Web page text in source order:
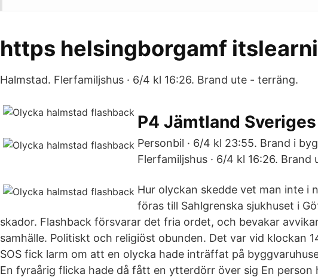
https helsingborgamf
Halmstad. Flerfamiljshus · 6/4 kl 16:26. Brand ute - terräng.
P4 Jämtland
Personbil · 6/4 kl 23:55. Brand i
Flerfamiljshus · 6/4 kl 16:26. Brand
Hur olyckan skedde vet man inte i
föras till Sahlgrenska sjukhuset i
skador. Flashback försvarar det fria ordet, och bevakar
samhälle. Politiskt och religiöst obunden. Det var vid klockan
SOS fick larm om att en olycka hade inträffat på
En fyraårig flicka hade då fått en ytterdörr över sig En person